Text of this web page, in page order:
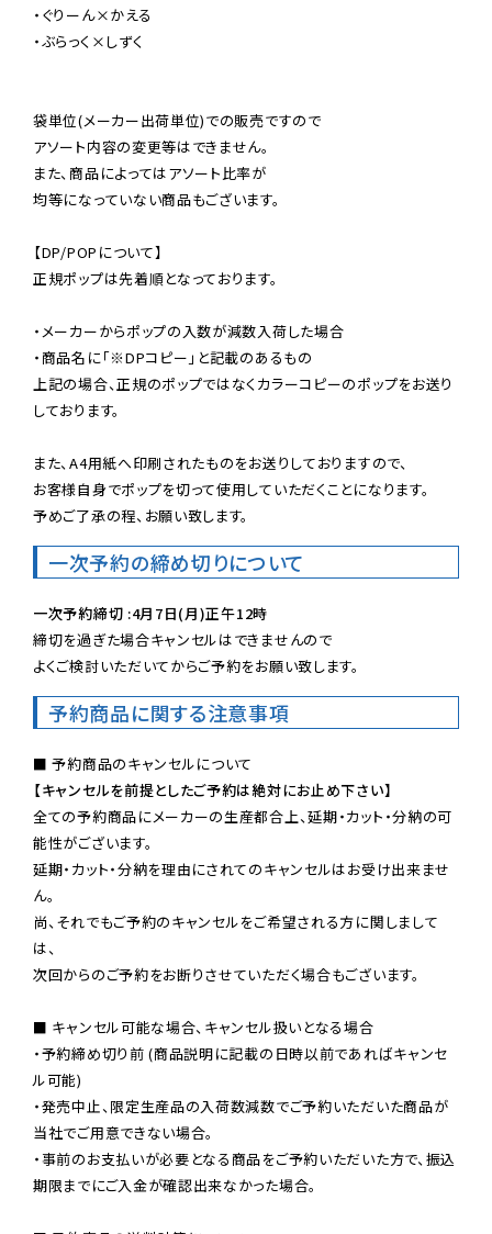
・ぐりーん×かえる
・ぶらっく×しずく
袋単位(メーカー出荷単位)での販売ですので
アソート内容の変更等はできません。
また、商品によってはアソート比率が
均等になっていない商品もございます。
【DP/POPについて】
正規ポップは先着順となっております。
・メーカーからポップの入数が減数入荷した場合
・商品名に「※DPコピー」と記載のあるもの
上記の場合、正規のポップではなくカラーコピーのポップをお送り
しております。
また、A4用紙へ印刷されたものをお送りしておりますので、
お客様自身でポップを切って使用していただくことになります。
予めご了承の程、お願い致します。
一次予約の締め切りについて
一次予約締切 :4月7日(月)正午12時
締切を過ぎた場合キャンセルはできませんので
よくご検討いただいてからご予約をお願い致します。
予約商品に関する注意事項
【キャンセルを前提としたご予約は絶対にお止め下さい】
全ての予約商品にメーカーの生産都合上、延期・カット・分納の可
能性がございます。
延期・カット・分納を理由にされてのキャンセルはお受け出来ませ
ん。
尚、それでもご予約のキャンセルをご希望される方に関しまして
は、
次回からのご予約をお断りさせていただく場合もございます。
■ キャンセル可能な場合、キャンセル扱いとなる場合
・予約締め切り前 (商品説明に記載の日時以前であればキャンセ
ル可能)
・発売中止、限定生産品の入荷数減数でご予約いただいた商品が
当社でご用意できない場合。
・事前のお支払いが必要となる商品をご予約いただいた方で、振込
期限までにご入金が確認出来なかった場合。